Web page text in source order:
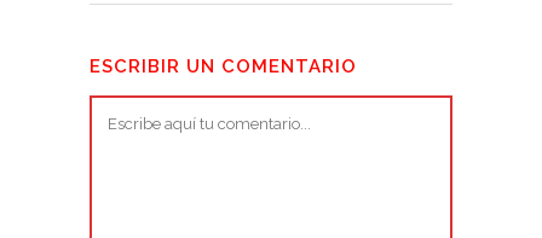
ESCRIBIR UN COMENTARIO